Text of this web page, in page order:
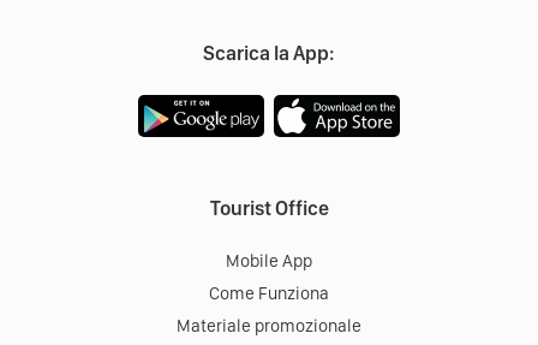
Scarica la App:
Tourist Office
Mobile App
Come Funziona
Materiale promozionale